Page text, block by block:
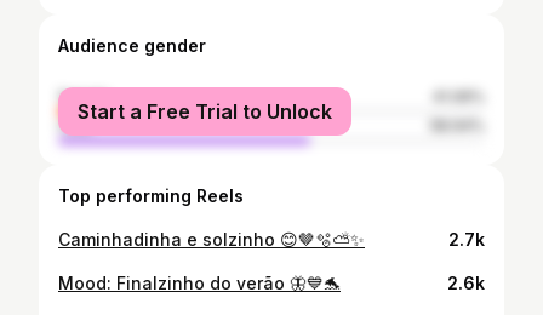
Audience gender
female
male
Start a Free Trial to Unlock
Top performing Reels
Caminhadinha e solzinho 😊🤎🫧⛅️✨ 2.7k
Mood: Finalzinho do verão 🦋💙🐬 2.6k